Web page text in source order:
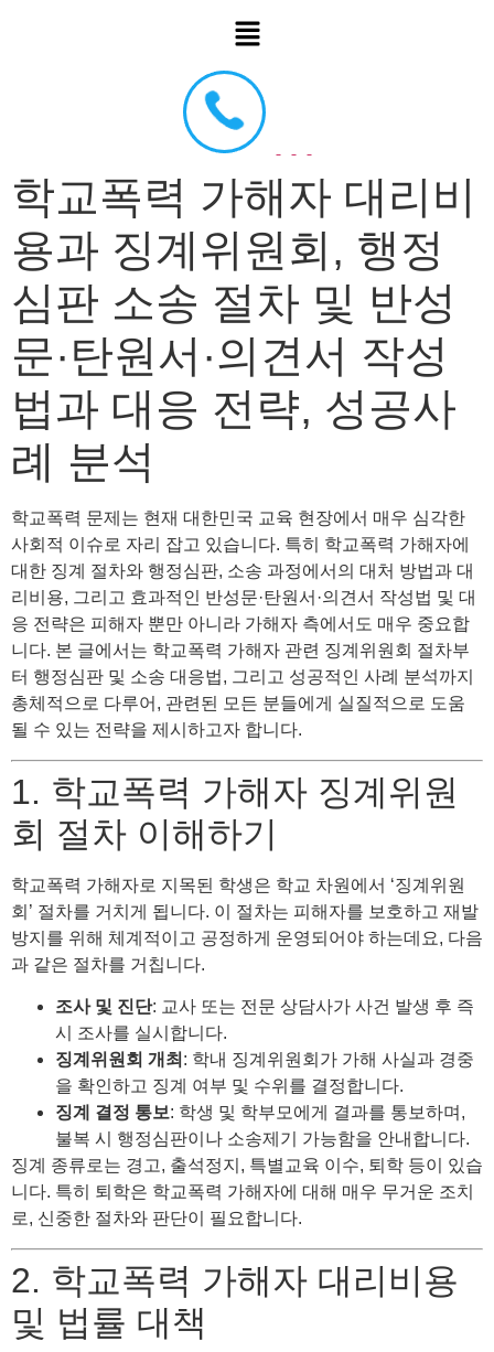
학교폭력 가해자 대리비
용과 징계위원회, 행정
심판 소송 절차 및 반성
문·탄원서·의견서 작성
법과 대응 전략, 성공사
례 분석
학교폭력 문제는 현재 대한민국 교육 현장에서 매우 심각한
사회적 이슈로 자리 잡고 있습니다. 특히 학교폭력 가해자에
대한 징계 절차와 행정심판, 소송 과정에서의 대처 방법과 대
리비용, 그리고 효과적인 반성문·탄원서·의견서 작성법 및 대
응 전략은 피해자 뿐만 아니라 가해자 측에서도 매우 중요합
니다. 본 글에서는 학교폭력 가해자 관련 징계위원회 절차부
터 행정심판 및 소송 대응법, 그리고 성공적인 사례 분석까지
총체적으로 다루어, 관련된 모든 분들에게 실질적으로 도움
될 수 있는 전략을 제시하고자 합니다.
1. 학교폭력 가해자 징계위원
회 절차 이해하기
학교폭력 가해자로 지목된 학생은 학교 차원에서 ‘징계위원
회’ 절차를 거치게 됩니다. 이 절차는 피해자를 보호하고 재발
방지를 위해 체계적이고 공정하게 운영되어야 하는데요, 다음
과 같은 절차를 거칩니다.
조사 및 진단: 교사 또는 전문 상담사가 사건 발생 후 즉
시 조사를 실시합니다.
징계위원회 개최 : 학내 징계위원회가 가해 사실과 경중
을 확인하고 징계 여부 및 수위를 결정합니다.
징계 결정 통보: 학생 및 학부모에게 결과를 통보하며,
불복 시 행정심판이나 소송제기 가능함을 안내합니다.
징계 종류로는 경고, 출석정지, 특별교육 이수, 퇴학 등이 있습
니다. 특히 퇴학은 학교폭력 가해자에 대해 매우 무거운 조치
로, 신중한 절차와 판단이 필요합니다.
2. 학교폭력 가해자 대리비용
및 법률 대책